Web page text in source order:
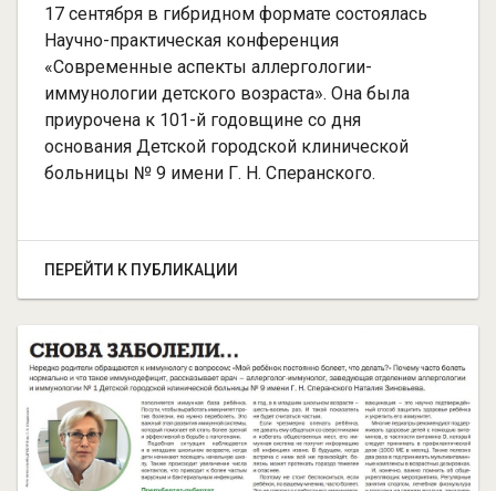
17 сентября в гибридном формате состоялась
Научно-практическая конференция
«Современные аспекты аллергологии-
иммунологии детского возраста». Она была
приурочена к 101-й годовщине со дня
основания Детской городской клинической
больницы № 9 имени Г. Н. Сперанского.
ПЕРЕЙТИ К ПУБЛИКАЦИИ